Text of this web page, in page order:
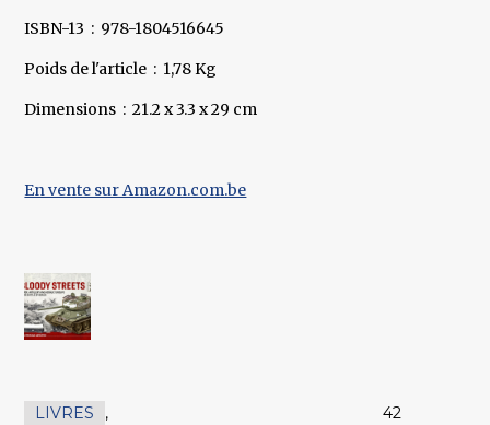
ISBN-13 ‏ : ‎ 978-1804516645
Poids de l'article ‏ : ‎ 1,78 Kg
Dimensions ‏ : ‎ 21.2 x 3.3 x 29 cm
En vente sur Amazon.com.be
LIVRES
,
42